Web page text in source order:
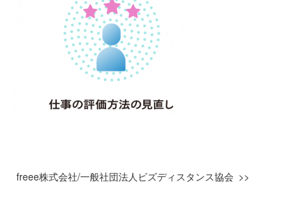
freee株式会社/一般社団法人ビズディスタンス協会